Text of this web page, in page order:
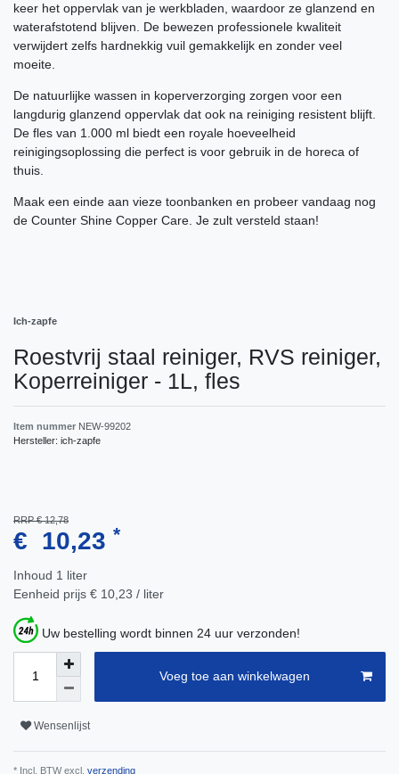
keer het oppervlak van je werkbladen, waardoor ze glanzend en
waterafstotend blijven. De bewezen professionele kwaliteit
verwijdert zelfs hardnekkig vuil gemakkelijk en zonder veel
moeite.
De natuurlijke wassen in koperverzorging zorgen voor een
langdurig glanzend oppervlak dat ook na reiniging resistent blijft.
De fles van 1.000 ml biedt een royale hoeveelheid
reinigingsoplossing die perfect is voor gebruik in de horeca of
thuis.
Maak een einde aan vieze toonbanken en probeer vandaag nog
de Counter Shine Copper Care. Je zult versteld staan!
Ich-zapfe
Roestvrij staal reiniger, RVS reiniger,
Koperreiniger - 1L, fles
Item nummer NEW-99202
Hersteller: ich-zapfe
RRP € 12,78
€ 10,23 *
Inhoud 1 liter
Eenheid prijs € 10,23 / liter
Uw bestelling wordt binnen 24 uur verzonden!
Voeg toe aan winkelwagen
Wensenlijst
* Incl. BTW excl. verzending